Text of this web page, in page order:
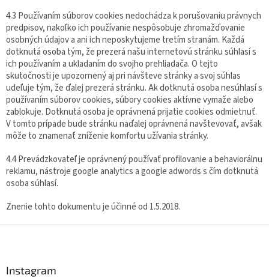
4.3 Používaním súborov cookies nedochádza k porušovaniu právnych
predpisov, nakoľko ich používanie nespôsobuje zhromažďovanie
osobných údajov a ani ich neposkytujeme tretím stranám. Každá
dotknutá osoba tým, že prezerá našu internetovú stránku súhlasí s
ich používaním a ukladaním do svojho prehliadača. O tejto
skutočnosti je upozornený aj pri návšteve stránky a svoj súhlas
udeľuje tým, že ďalej prezerá stránku. Ak dotknutá osoba nesúhlasí s
používaním súborov cookies, súbory cookies aktívne vymaže alebo
zablokuje. Dotknutá osoba je oprávnená prijatie cookies odmietnuť.
V tomto prípade bude stránku naďalej oprávnená navštevovať, avšak
môže to znamenať zníženie komfortu užívania stránky.
4.4 Prevádzkovateľ je oprávnený používať profilovanie a behaviorálnu
reklamu, nástroje google analytics a google adwords s čím dotknutá
osoba súhlasí.
Znenie tohto dokumentu je účinné od 1.5.2018.
Instagram